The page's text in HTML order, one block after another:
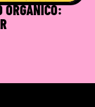
ORGÂNICO: